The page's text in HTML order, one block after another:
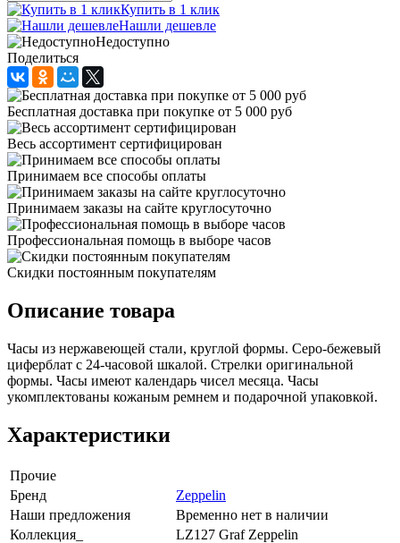
Купить в 1 клик
Нашли дешевле
Недоступно
Поделиться
Бесплатная доставка при покупке от 5 000 руб
Весь ассортимент сертифицирован
Принимаем все способы оплаты
Принимаем заказы на сайте круглосуточно
Профессиональная помощь в выборе часов
Скидки постоянным покупателям
Описание товара
Часы из нержавеющей стали, круглой формы. Серо-бежевый
циферблат с 24-часовой шкалой. Стрелки оригинальной
формы. Часы имеют календарь чисел месяца. Часы
укомплектованы кожаным ремнем и подарочной упаковкой.
Характеристики
Прочие
Бренд
Zeppelin
Наши предложения
Временно нет в наличии
Коллекция_
LZ127 Graf Zeppelin